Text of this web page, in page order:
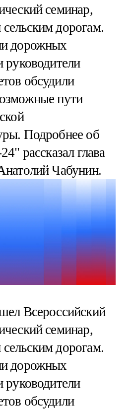
семинар,
дорогам.
дорожных
руководители
обсудили
пути
Подробнее об
рассказал глава
Чабунин.
Всероссийский
семинар,
дорогам.
дорожных
руководители
обсудили